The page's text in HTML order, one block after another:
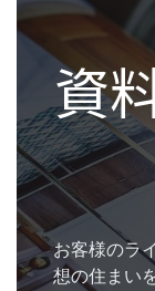
資
お客様のラ
想の住まい